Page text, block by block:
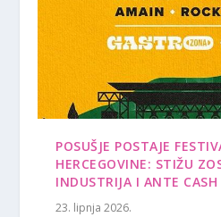
POSUŠJE POSTAJE
HERCEGOVINE: STIŽU
INDUSTRIJA I ANTE CASH
23. lipnja 2026.